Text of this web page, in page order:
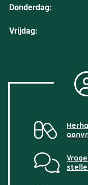
Donderdag:
Vrijdag: